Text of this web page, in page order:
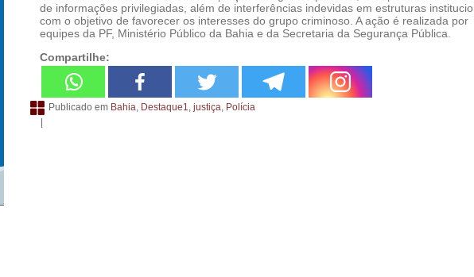
de informações privilegiadas, além de interferências indevidas em estruturas
com o objetivo de favorecer os interesses do grupo criminoso. A ação é realizada por
equipes da PF, Ministério Público da Bahia e da Secretaria da Segurança Pública.
Compartilhe:
Publicado em Bahia Destaque1 justiça Polícia
|